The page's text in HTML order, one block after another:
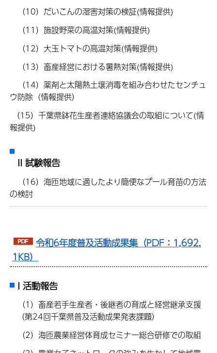
（10）だいこんの湿害対策の検証(情報提供)
（11）施設野菜の高温対策(情報提供)
（12）大玉トマトの高温対策(情報提供)
（13）畜産経営における暑熱対策(情報提供)
（14）薬剤と太陽熱土壌消毒を組み合わせたセンチュ
ウ防除（情報提供）
（15）千葉県鉢花生産者連絡協議会の取組について(情
報提供)
II 試験報告
（16）海匝地域に適したより簡便なプール育苗の方法
の検討
令和6年度普及活動成果集（PDF：1,692.
1KB）
I 活動報告
（1）畜産若手生産者・後継者の育成と経営継承支援
（第24回千葉県普及活動成果発表課題）
（2）海匝農業経営体育成セミナー総合研修での取組